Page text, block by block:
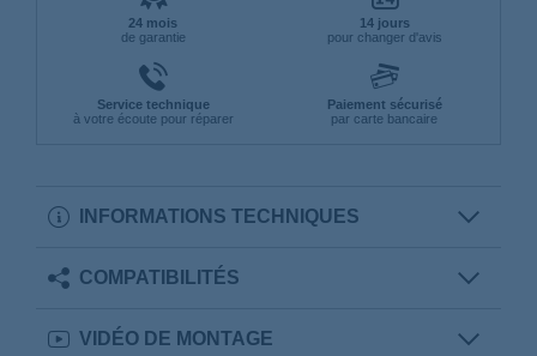
24 mois
de garantie
14 jours
pour changer d'avis
Service technique
à votre écoute pour réparer
Paiement sécurisé
par carte bancaire
INFORMATIONS TECHNIQUES
COMPATIBILITÉS
VIDÉO DE MONTAGE